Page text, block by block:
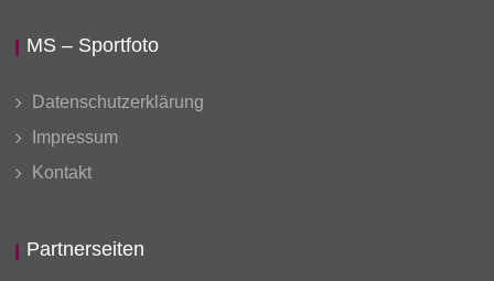
MS – Sportfoto
Datenschutzerklärung
Impressum
Kontakt
Partnerseiten